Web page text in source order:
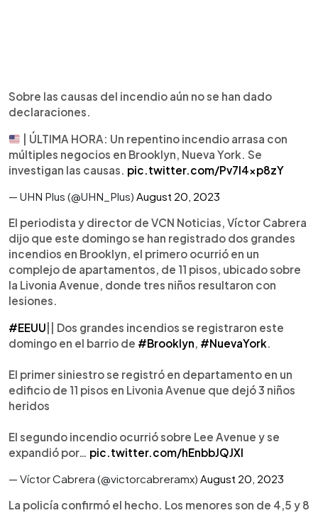
Sobre las causas del incendio aún no se han dado
declaraciones.
| ÚLTIMA HORA: Un repentino incendio arrasa con
múltiples negocios en Brooklyn, Nueva York. Se
investigan las causas. pic.twitter.com/Pv7I4xp8zY
— UHN Plus (@UHN_Plus) August 20, 2023
El periodista y director de VCN Noticias, Víctor Cabrera
dijo que este domingo se han registrado dos grandes
incendios en Brooklyn, el primero ocurrió en un
complejo de apartamentos, de 11 pisos, ubicado sobre
la Livonia Avenue, donde tres niños resultaron con
lesiones.
#EEUU || Dos grandes incendios se registraron este
domingo en el barrio de #Brooklyn, #NuevaYork.
El primer siniestro se registró en departamento en un
edificio de 11 pisos en Livonia Avenue que dejó 3 niños
heridos
El segundo incendio ocurrió sobre Lee Avenue y se
expandió por… pic.twitter.com/hEnbbJQJXl
— Víctor Cabrera (@victorcabreramx) August 20, 2023
La policía confirmó el hecho. Los menores son de 4,5 y 8